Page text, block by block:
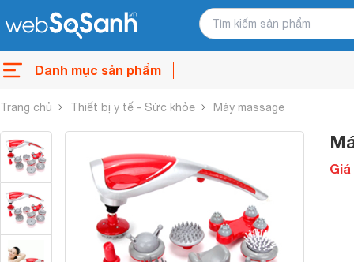
Danh mục sản phẩm
Trang chủ Thiết bị y tế - Sức khỏe Máy massage